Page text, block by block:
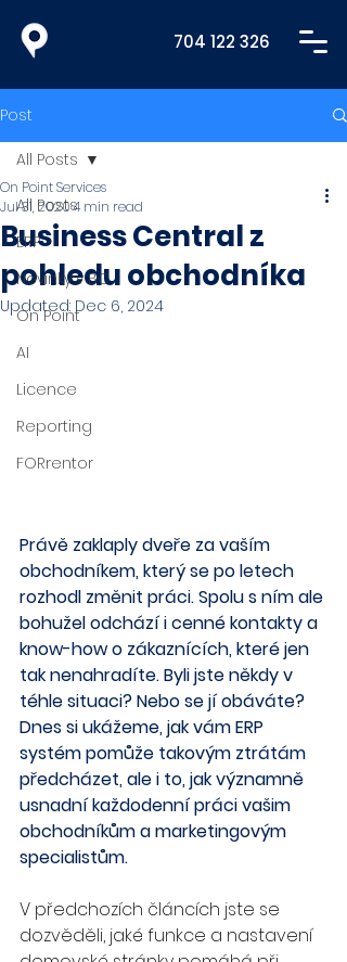
704 122 326
Post
All Posts
ERP
Novinky v BC
On Point
AI
Licence
Reporting
FORrentor
All Posts
Business Central z
pohledu obchodníka
On Point Services
Jul 31, 20204 min read
Updated: Dec 6, 2024
Právě zaklaply dveře za vaším
obchodníkem, který se po letech
rozhodl změnit práci. Spolu s ním ale
bohužel odchází i cenné kontakty a
know-how o zákaznících, které jen
tak nenahradíte. Byli jste někdy v
téhle situaci? Nebo se jí obáváte?
Dnes si ukážeme, jak vám ERP
systém pomůže takovým ztrátám
předcházet, ale i to, jak významně
usnadní každodenní práci vašim
obchodníkům a marketingovým
specialistům.
V předchozích článcích jste se
dozvěděli, jaké funkce a nastavení